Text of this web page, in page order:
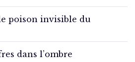
poison invisible du
dans l’ombre